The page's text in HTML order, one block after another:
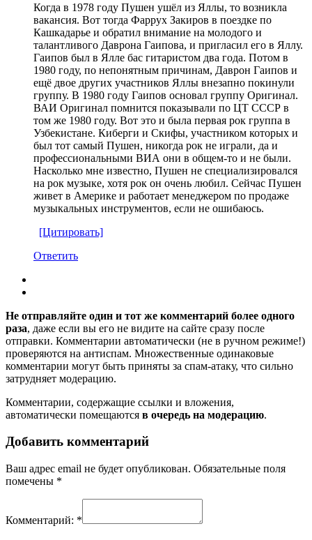
Когда в 1978 году Пушен ушёл из Яллы, то возникла
вакансия. Вот тогда Фаррух Закиров в поездке по
Кашкадарье и обратил внимание на молодого и
талантливого Даврона Гаипова, и пригласил его в Яллу.
Гаипов был в Ялле бас гитаристом два года. Потом в
1980 году, по непонятным причинам, Даврон Гаипов и
ещё двое других участников Яллы внезапно покинули
группу. В 1980 году Гаипов основал группу Оригинал.
ВАИ Оригинал помнится показывали по ЦТ СССР в
том же 1980 году. Вот это и была первая рок группа в
Узбекистане. Киберги и Скифы, участником которых и
был тот самый Пушен, никогда рок не играли, да и
профессиональными ВИА они в общем-то и не были.
Насколько мне известно, Пушен не специализировался
на рок музыке, хотя рок он очень любил. Сейчас Пушен
живет в Америке и работает менеджером по продаже
музыкальных инструментов, если не ошибаюсь.
[Цитировать]
Ответить
Не отправляйте один и тот же комментарий более одного
раза, даже если вы его не видите на сайте сразу после
отправки. Комментарии автоматически (не в ручном режиме!)
проверяются на антиспам. Множественные одинаковые
комментарии могут быть приняты за спам-атаку, что сильно
затрудняет модерацию.
Комментарии, содержащие ссылки и вложения,
автоматически помещаются в очередь на модерацию.
Добавить комментарий
Ваш адрес email не будет опубликован. Обязательные поля
помечены *
Комментарий: *